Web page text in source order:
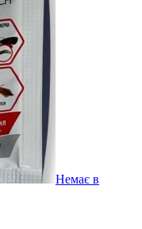
Немає в